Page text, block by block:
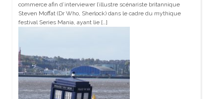
commerce afin d’interviewer l’illustre scénariste britannique
Steven Moffat (Dr Who, Sherlock) dans le cadre du mythique
festival Series Mania, ayant lie […]